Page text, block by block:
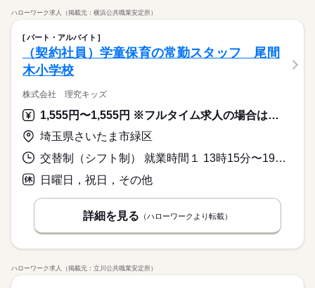
ハローワーク求人（掲載元：横浜公共職業安定所）
パート・アルバイト
（契約社員）学童保育の常勤スタッフ 尾間
木小学校
株式会社 理究キッズ
1,555円〜1,555円 ※フルタイム求人の場合は月額（換算額）、パート求人の場合は時間額を表示しています。
埼玉県さいたま市緑区
交替制（シフト制） 就業時間１ 13時15分〜19時15分 又は 7時45分〜19時15分の時間の間の6時間 就業時間に関する特記事項 （１） 通常期の平日（※休憩なし／週３０時間勤務）
日曜日，祝日，その他
詳細を見る （ハローワークより転載）
ハローワーク求人（掲載元：立川公共職業安定所）